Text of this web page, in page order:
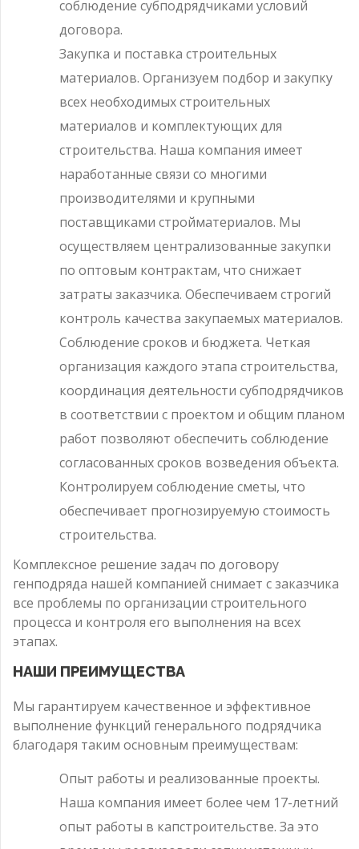
соблюдение субподрядчиками условий
договора.
Закупка и поставка строительных
материалов. Организуем подбор и закупку
всех необходимых строительных
материалов и комплектующих для
строительства. Наша компания имеет
наработанные связи со многими
производителями и крупными
поставщиками стройматериалов. Мы
осуществляем централизованные закупки
по оптовым контрактам, что снижает
затраты заказчика. Обеспечиваем строгий
контроль качества закупаемых материалов.
Соблюдение сроков и бюджета. Четкая
организация каждого этапа строительства,
координация деятельности субподрядчиков
в соответствии с проектом и общим планом
работ позволяют обеспечить соблюдение
согласованных сроков возведения объекта.
Контролируем соблюдение сметы, что
обеспечивает прогнозируемую стоимость
строительства.
Комплексное решение задач по договору
генподряда нашей компанией снимает с заказчика
все проблемы по организации строительного
процесса и контроля его выполнения на всех
этапах.
НАШИ ПРЕИМУЩЕСТВА
Мы гарантируем качественное и эффективное
выполнение функций генерального подрядчика
благодаря таким основным преимуществам:
Опыт работы и реализованные проекты.
Наша компания имеет более чем 17-летний
опыт работы в капстроительстве. За это